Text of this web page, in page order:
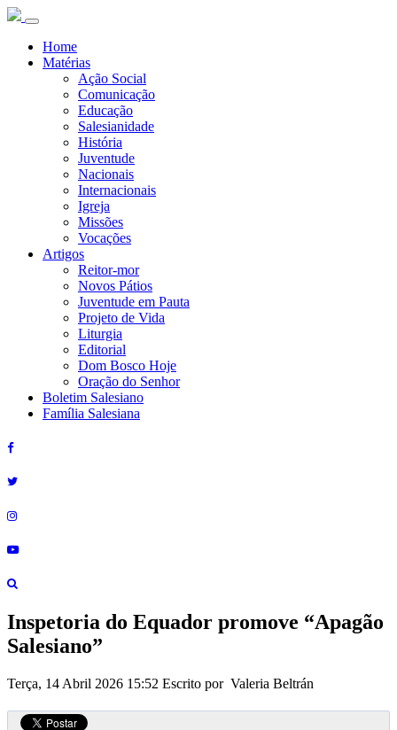
Home
Matérias
Ação Social
Comunicação
Educação
Salesianidade
História
Juventude
Nacionais
Internacionais
Igreja
Missões
Vocações
Artigos
Reitor-mor
Novos Pátios
Juventude em Pauta
Projeto de Vida
Liturgia
Editorial
Dom Bosco Hoje
Oração do Senhor
Boletim Salesiano
Família Salesiana
Inspetoria do Equador promove “Apagão
Salesiano”
Terça, 14 Abril 2026 15:52 Escrito por Valeria Beltrán